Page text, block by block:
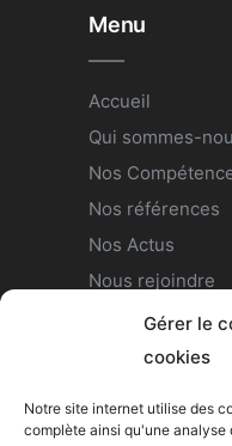
Gérer le
cookies
Notre site internet utilise des
complète ainsi qu'une analyse
Menu
Accueil
Qui sommes-
Nos
Nos références
Nos Actus
Nous rejoindre
Contact
Politique de